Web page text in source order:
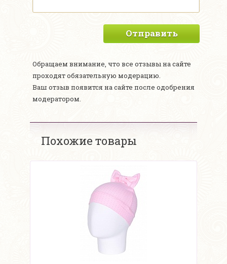
Отправить
Обращаем внимание, что все отзывы на сайте
проходят обязательную модерацию.
Ваш отзыв появится на сайте после одобрения
модератором.
Похожие товары